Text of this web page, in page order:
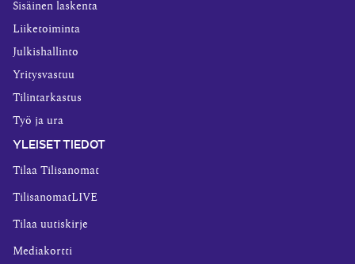
Sisäinen laskenta
Liiketoiminta
Julkishallinto
Yritysvastuu
Tilintarkastus
Työ ja ura
YLEISET TIEDOT
Tilaa Tilisanomat
TilisanomatLIVE
Tilaa uutiskirje
Mediakortti